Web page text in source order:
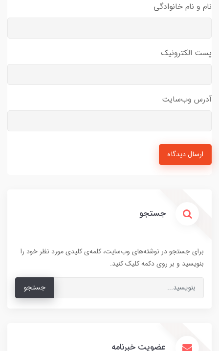
نام و نام خانوادگی
پست الکترونیک
آدرس وب‌سایت
ارسال دیدگاه
جستجو
برای جستجو در نوشته‌های وب‌سایت، کلمه‌ی کلیدی مورد نظر خود را
بنویسید و بر روی دکمه کلیک کنید.
جستجو
عضویت خبرنامه